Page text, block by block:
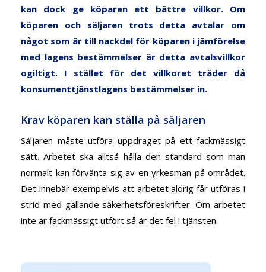
kan dock ge köparen ett bättre villkor. Om
köparen och säljaren trots detta avtalar om
något som är till nackdel för köparen i jämförelse
med lagens bestämmelser är detta avtalsvillkor
ogiltigt. I stället för det villkoret träder då
konsumenttjänstlagens bestämmelser in.
Krav köparen kan ställa på säljaren
Säljaren måste utföra uppdraget på ett fackmässigt
sätt. Arbetet ska alltså hålla den standard som man
normalt kan förvänta sig av en yrkesman på området.
Det innebär exempelvis att arbetet aldrig får utföras i
strid med gällande säkerhetsföreskrifter. Om arbetet
inte är fackmässigt utfört så är det fel i tjänsten.